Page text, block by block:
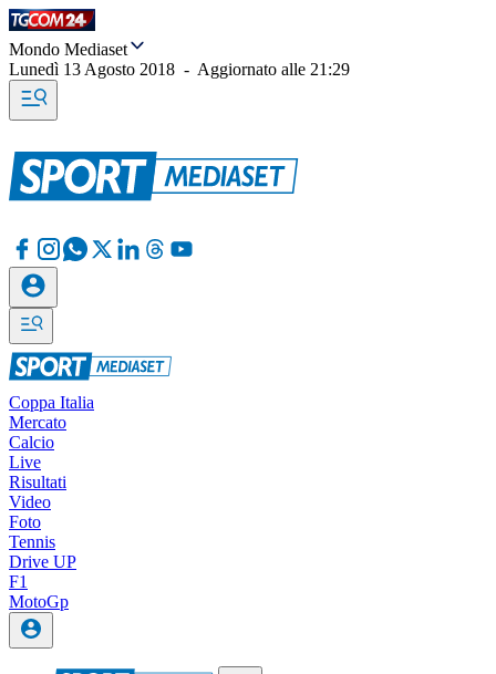
Mondo Mediaset
Lunedì 13 Agosto 2018 - Aggiornato alle 21:29
Coppa Italia
Mercato
Calcio
Live
Risultati
Video
Foto
Tennis
Drive UP
F1
MotoGp